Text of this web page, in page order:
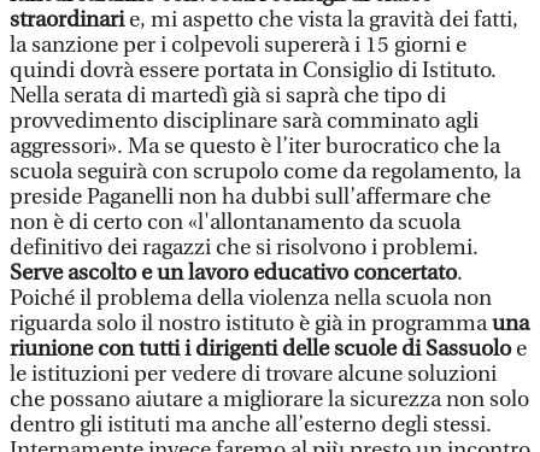
straordinarie, mi aspetto che vista la gravità dei fatti,
la sanzione per i colpevoli supererà i 15 giorni e
quindi dovrà essere portata in Consiglio di Istituto.
Nella serata di martedì già si saprà che tipo di
provvedimento disciplinare sarà comminato agli
aggressori». Ma se questo è l’iter burocratico che la
scuola seguirà con scrupolo come da regolamento, la
preside Paganelli non ha dubbi sull’affermare che
non è di certo con «l'allontanamento da scuola
definitivo dei ragazzi che si risolvono i problemi.
Serve ascolto e un lavoro educativo concertato.
Poiché il problema della violenza nella scuola non
riguarda solo il nostro istituto è già in programmauna
riunione con tutti i dirigenti delle scuole di Sassuoloe
le istituzioni per vedere di trovare alcune soluzioni
che possano aiutare a migliorare la sicurezza non solo
dentro gli istituti ma anche all’esterno degli stessi.